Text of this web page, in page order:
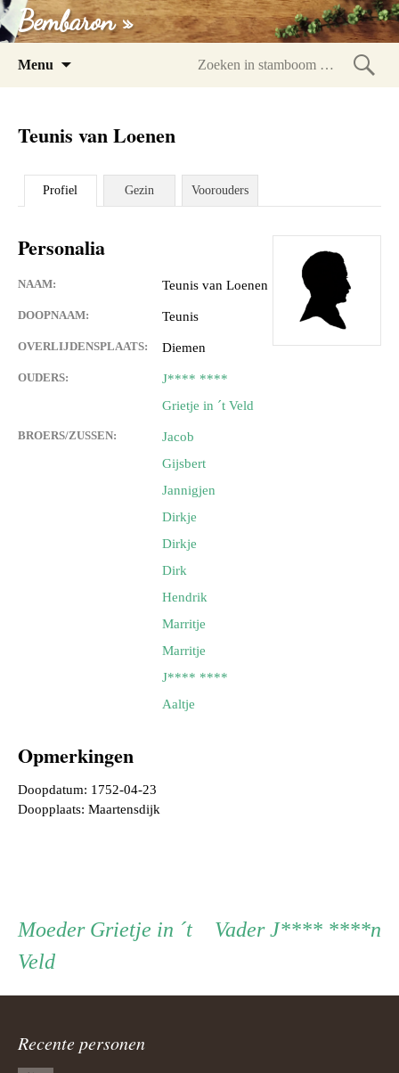
Bembaron »
Menu
Teunis van Loenen
Profiel Gezin Voorouders
Personalia
NAAM: Teunis van Loenen
DOOPNAAM: Teunis
OVERLIJDENSPLAATS: Diemen
OUDERS:
J**** ****
Grietje in ´t Veld
BROERS/ZUSSEN:
Jacob
Gijsbert
Jannigjen
Dirkje
Dirkje
Dirk
Hendrik
Marritje
Marritje
J**** ****
Aaltje
Opmerkingen
Doopdatum: 1752-04-23
Doopplaats: Maartensdijk
Persoon
ouder
navigatie
VaderVader
J**** ****n
Moeder Moeder
Grietje in ´t
Veld
Recente personen